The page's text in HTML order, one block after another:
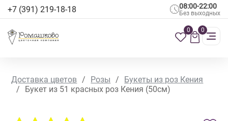
+7 (391) 219-18-18 08:00-22:00
Без выходных
0 0
Доставка цветов / Розы /
Букеты из роз Кения
/
Букет из 51 красных роз Кения (50см)